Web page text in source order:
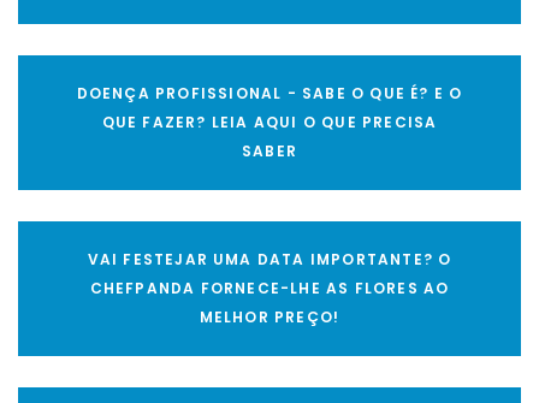
DOENÇA PROFISSIONAL - SABE O QUE É? E O
QUE FAZER? LEIA AQUI O QUE PRECISA
SABER
VAI FESTEJAR UMA DATA IMPORTANTE? O
CHEFPANDA FORNECE-LHE AS FLORES AO
MELHOR PREÇO!